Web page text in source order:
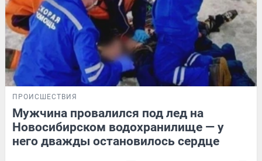
ПРОИСШЕСТВИЯ
Мужчина провалился под лед на
Новосибирском водохранилище — у
него дважды остановилось сердце